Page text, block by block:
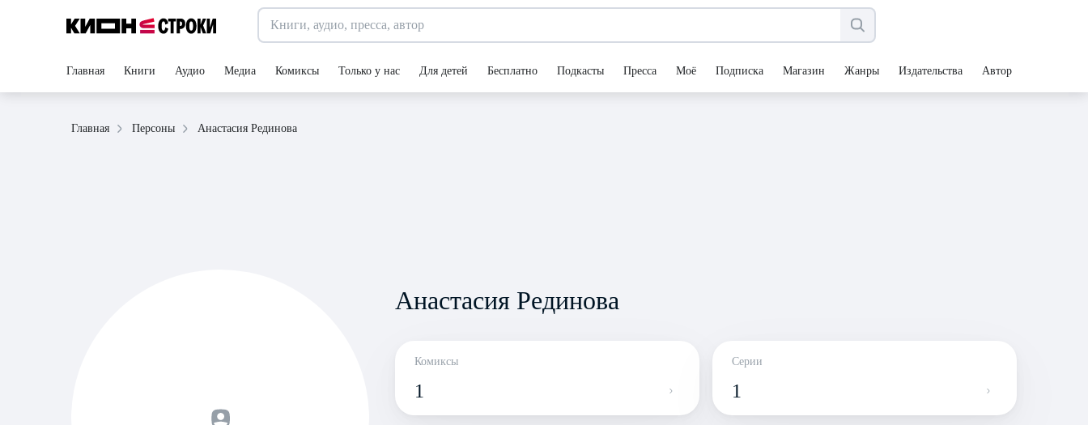
Главная Книги Аудио Медиа Комиксы Только у нас Для детей Бесплатно Подкасты Пресса Моё Подписка Магазин Жанры Издательства Авторы
Главная Персоны Анастасия Рединова
Анастасия Рединова
Комиксы
1
Серии
1